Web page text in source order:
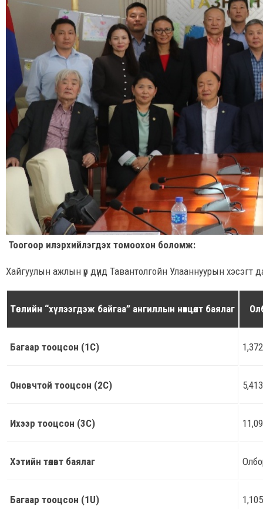
Тоогоор илэрхийлэгдэх томоохон боломж:
Хайгуулын ажлын үр дүнд Тавантолгойн Улааннуурын
Төслийн “хүлээгдэж байгаа” ангиллын нөхцөлт баялаг
Багаар тооцсон (1C) 1,372
Оновчтой тооцсон (2C) 5,413
Ихээр тооцсон (3C)
Хэтийн төлөвт баялаг
Багаар тооцсон (1U) 1,105